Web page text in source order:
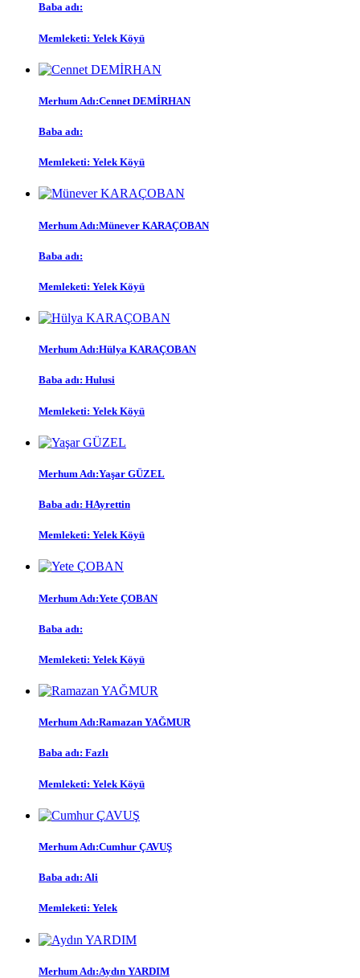
Baba adı:
Memleketi: Yelek Köyü
Merhum Adı:Cennet DEMİRHAN
Baba adı:
Memleketi: Yelek Köyü
Merhum Adı:Münever KARAÇOBAN
Baba adı:
Memleketi: Yelek Köyü
Merhum Adı:Hülya KARAÇOBAN
Baba adı: Hulusi
Memleketi: Yelek Köyü
Merhum Adı:Yaşar GÜZEL
Baba adı: HAyrettin
Memleketi: Yelek Köyü
Merhum Adı:Yete ÇOBAN
Baba adı:
Memleketi: Yelek Köyü
Merhum Adı:Ramazan YAĞMUR
Baba adı: Fazlı
Memleketi: Yelek Köyü
Merhum Adı:Cumhur ÇAVUŞ
Baba adı: Ali
Memleketi: Yelek
Merhum Adı:Aydın YARDIM